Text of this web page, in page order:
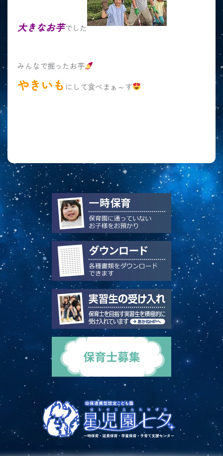
大きなお芋でした
みんなで掘ったお芋
やきいも にして食べまぁ～す